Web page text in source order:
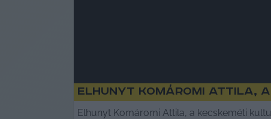
Elhunyt Komáromi Attila,
Elhunyt Komáromi Attila, a kecskeméti